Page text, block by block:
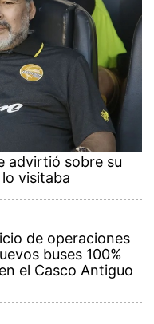
advirtió sobre su
visitaba
de operaciones
buses 100%
el Casco Antiguo